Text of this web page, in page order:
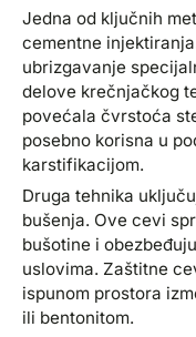
Jedna od ključnih
cementne
ubrizgavanje
delove krečnjačkog
povećala čvrstoća
posebno korisna u
karstifikacijom.
Druga tehnika
bušenja. Ove cevi
bušotine i
uslovima. Zaštitne
ispunom prostora
ili bentonitom.